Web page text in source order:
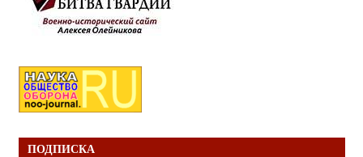
ПОДПИСКА